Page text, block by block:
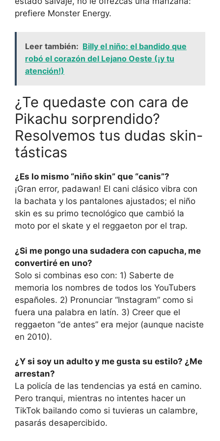
prefiere Monster Energy.
Leer también: Billy el niño: el bandido que
robó el corazón del Lejano Oeste (¡y tu
atención!)
¿Te quedaste con cara de
Pikachu sorprendido?
Resolvemos tus dudas skin-
tásticas
¿Es lo mismo “niño skin” que “canis”?
¡Gran error, padawan! El cani clásico vibra con
la bachata y los pantalones ajustados; el niño
skin es su primo tecnológico que cambió la
moto por el skate y el reggaeton por el trap.
¿Si me pongo una sudadera con capucha, me
convertiré en uno?
Solo si combinas eso con: 1) Saberte de
memoria los nombres de todos los YouTubers
españoles. 2) Pronunciar “Instagram” como si
fuera una palabra en latín. 3) Creer que el
reggaeton “de antes” era mejor (aunque naciste
en 2010).
¿Y si soy un adulto y me gusta su estilo? ¿Me
arrestan?
La policía de las tendencias ya está en camino.
Pero tranqui, mientras no intentes hacer un
TikTok bailando como si tuvieras un calambre,
pasarás desapercibido.